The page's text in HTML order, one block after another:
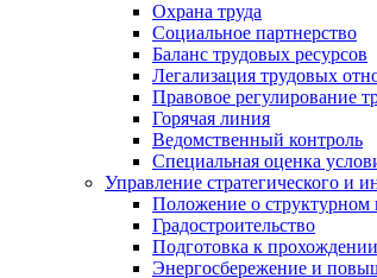
Охрана труда
Социальное партнерство
Баланс трудовых ресурсов
Легализация трудовых
Правовое регулирование
Горячая линия
Ведомственный контроль
Специальная оценка
Управление стратегического и
Положение о структурном
Градостроительство
Подготовка к
Энергосбережение и